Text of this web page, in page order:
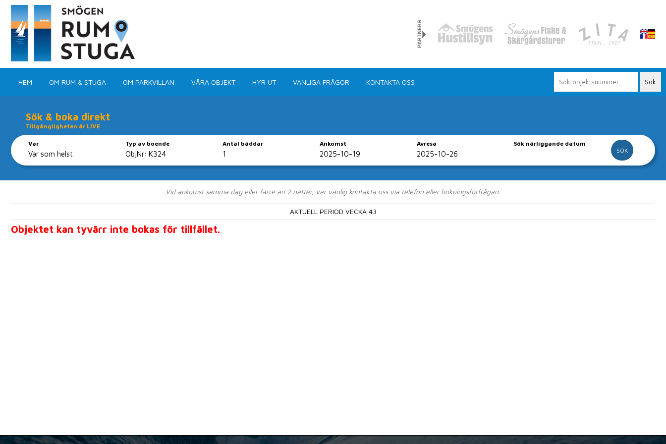
HEM OM RUM & STUGA OM PARKVILLAN VÅRA OBJEKT HYR UT VANLIGA FRÅGOR KONTAKTA OSS
Sök & boka direkt
Tillgängligheten är LIVE
Var Typ av boende Antal bäddar Ankomst Avresa Sök närliggande datum
Boka ditt boende direkt via vår hemsida
Med ca 100 objekt runt om i kommunen har vi dom flesta typer av hus, stugor och lägenheter.
Vid ankomst samma dag eller färre än 2 nätter, var vänlig kontakta oss via telefon eller bokningsförfrågan.
AKTUELL PERIOD VECKA 43
Objektet kan tyvärr inte bokas för tillfället.